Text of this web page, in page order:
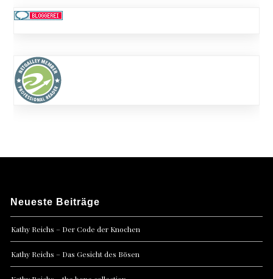
Neueste Beiträge
Kathy Reichs – Der Code der Knochen
Kathy Reichs – Das Gesicht des Bösen